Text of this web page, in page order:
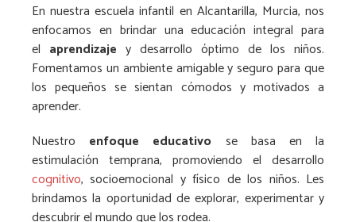
En nuestra escuela infantil en Alcantarilla, Murcia, nos
enfocamos en brindar una educación integral para
el aprendizaje y desarrollo óptimo de los niños.
Fomentamos un ambiente amigable y seguro para que
los pequeños se sientan cómodos y motivados a
aprender.
Nuestro enfoque educativo se basa en la
estimulación temprana, promoviendo el desarrollo
cognitivo, socioemocional y físico de los niños. Les
brindamos la oportunidad de explorar, experimentar y